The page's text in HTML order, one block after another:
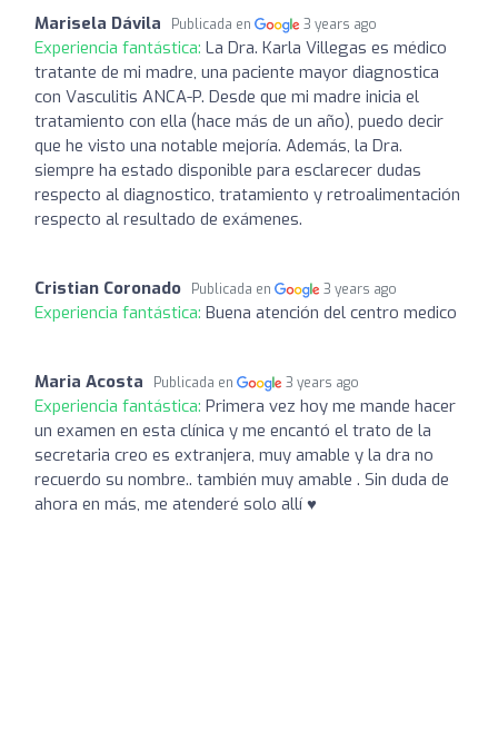
Marisela Dávila Publicada en 3 years ago
Experiencia fantástica: La Dra. Karla Villegas es médico
tratante de mi madre, una paciente mayor diagnostica
con Vasculitis ANCA-P. Desde que mi madre inicia el
tratamiento con ella (hace más de un año), puedo decir
que he visto una notable mejoría. Además, la Dra.
siempre ha estado disponible para esclarecer dudas
respecto al diagnostico, tratamiento y retroalimentación
respecto al resultado de exámenes.
Cristian Coronado Publicada en 3 years ago
Experiencia fantástica: Buena atención del centro medico
Maria Acosta Publicada en 3 years ago
Experiencia fantástica: Primera vez hoy me mande hacer
un examen en esta clínica y me encantó el trato de la
secretaria creo es extranjera, muy amable y la dra no
recuerdo su nombre.. también muy amable . Sin duda de
ahora en más, me atenderé solo allí ♥️